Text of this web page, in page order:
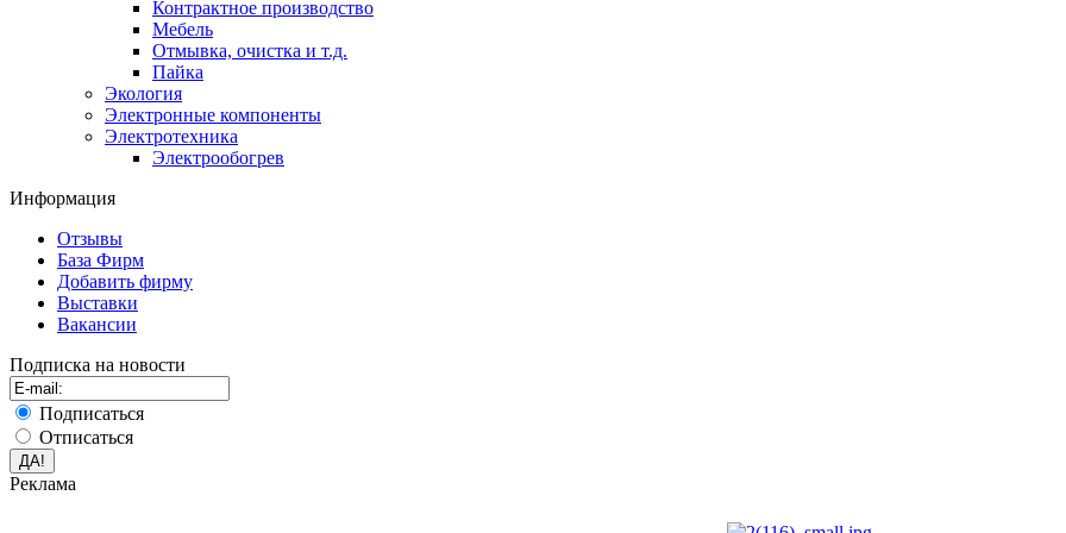
Контрактное производство
Мебель
Отмывка, очистка и т.д.
Пайка
Экология
Электронные компоненты
Электротехника
Электрообогрев
Информация
Отзывы
База Фирм
Добавить фирму
Выставки
Вакансии
Подписка на новости
Подписаться
Отписаться
Реклама